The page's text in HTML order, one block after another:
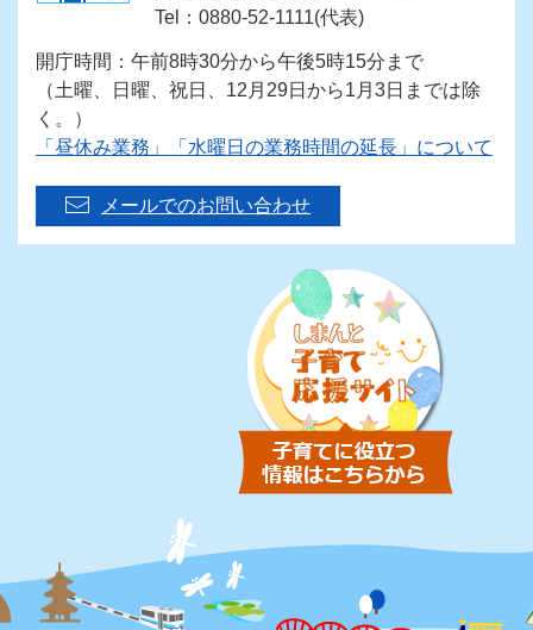
Tel：0880-52-1111(代表)
開庁時間：午前8時30分から午後5時15分まで
（土曜、日曜、祝日、12月29日から1月3日までは除
く。）
「昼休み業務」「水曜日の業務時間の延長」について
メールでのお問い合わせ